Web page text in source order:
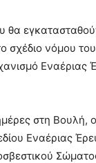
θα
σχέδιο νόμου
στη Βουλή,
Εναέριας